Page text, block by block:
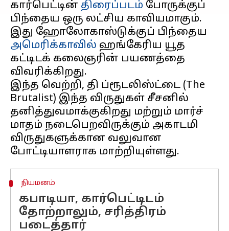
கார்பெட்டின் திரைப்படம் போருக்குப்
பிந்தைய ஒரு லட்சிய காவியமாகும்.
இது ஹோலோகாஸ்டுக்குப் பிந்தைய
அமெரிக்காவில் ஹங்கேரிய யூத
கட்டிடக் கலைஞரின் பயணத்தை
விவரிக்கிறது.
இந்த வெற்றி, தி ப்ரூடலிஸ்ட்டை (The
Brutalist) இந்த விருதுகள் சீசனில்
தனித்துவமாக்குகிறது மற்றும் மார்ச்
மாதம் நடைபெறவிருக்கும் அகாடமி
விருதுகளுக்கான வலுவான
நியமனம்
கபாடியா, கார்பெட்டிடம்
தோற்றாலும், சரித்திரம்
படைத்தார்